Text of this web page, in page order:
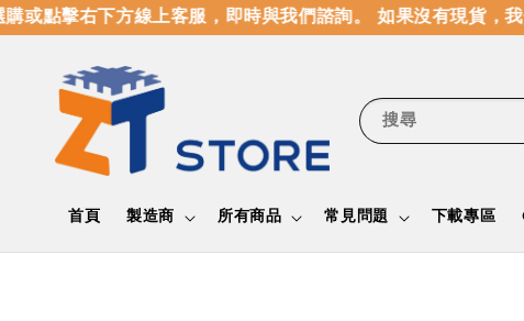
點擊右下方線上客服，即時與我們諮詢。 如果沒有現貨，我
搜尋
首頁 製造商 所有商品 常見問題 下載專區